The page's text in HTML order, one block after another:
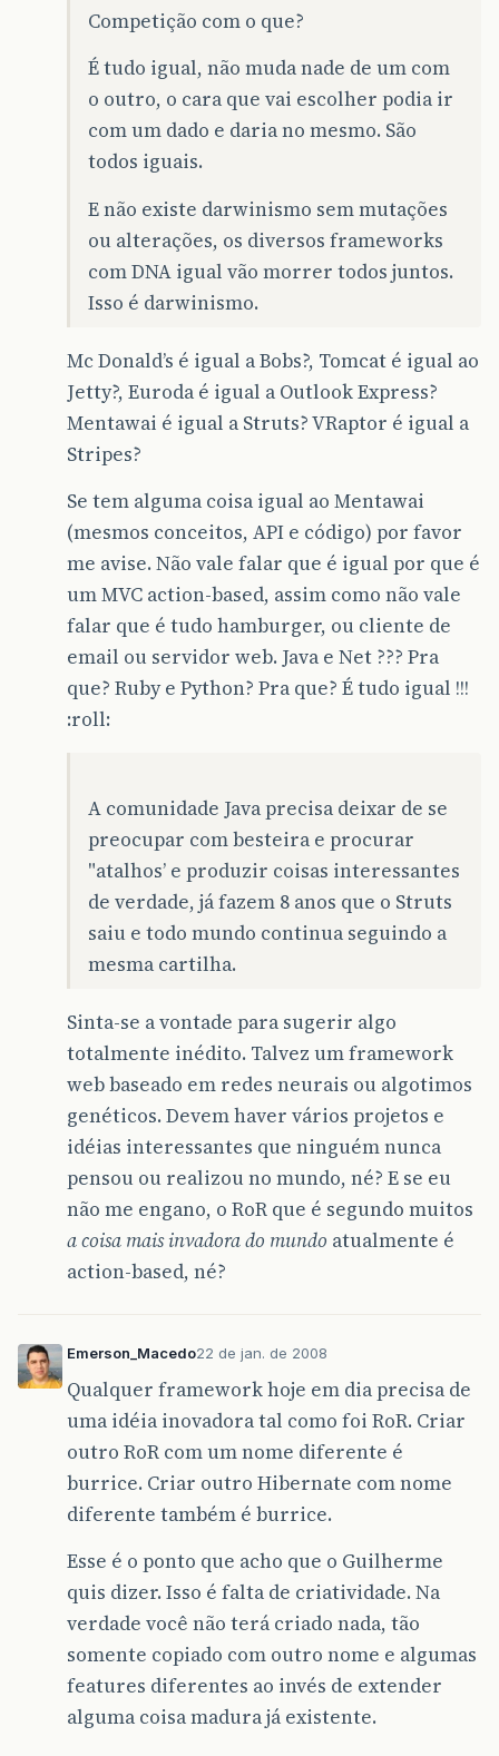
Competição com o que?
É tudo igual, não muda nade de um com
o outro, o cara que vai escolher podia ir
com um dado e daria no mesmo. São
todos iguais.
E não existe darwinismo sem mutações
ou alterações, os diversos frameworks
com DNA igual vão morrer todos juntos.
Isso é darwinismo.
Mc Donald’s é igual a Bobs?, Tomcat é igual ao
Jetty?, Euroda é igual a Outlook Express?
Mentawai é igual a Struts? VRaptor é igual a
Stripes?
Se tem alguma coisa igual ao Mentawai
(mesmos conceitos, API e código) por favor
me avise. Não vale falar que é igual por que é
um MVC action-based, assim como não vale
falar que é tudo hamburger, ou cliente de
email ou servidor web. Java e Net ??? Pra
que? Ruby e Python? Pra que? É tudo igual !!!
:roll:
A comunidade Java precisa deixar de se
preocupar com besteira e procurar
"atalhos’ e produzir coisas interessantes
de verdade, já fazem 8 anos que o Struts
saiu e todo mundo continua seguindo a
mesma cartilha.
Sinta-se a vontade para sugerir algo
totalmente inédito. Talvez um framework
web baseado em redes neurais ou algotimos
genéticos. Devem haver vários projetos e
idéias interessantes que ninguém nunca
pensou ou realizou no mundo, né? E se eu
não me engano, o RoR que é segundo muitos
a coisa mais invadora do mundo atualmente é
action-based, né?
Emerson_Macedo22 de jan. de 2008
Qualquer framework hoje em dia precisa de
uma idéia inovadora tal como foi RoR. Criar
outro RoR com um nome diferente é
burrice. Criar outro Hibernate com nome
diferente também é burrice.
Esse é o ponto que acho que o Guilherme
quis dizer. Isso é falta de criatividade. Na
verdade você não terá criado nada, tão
somente copiado com outro nome e algumas
features diferentes ao invés de extender
alguma coisa madura já existente.